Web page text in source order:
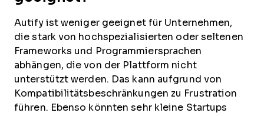
Autify ist weniger geeignet für Unternehmen,
die stark von hochspezialisierten oder seltenen
Frameworks und Programmiersprachen
abhängen, die von der Plattform nicht
unterstützt werden. Das kann aufgrund von
Kompatibilitätsbeschränkungen zu Frustration
führen. Ebenso könnten sehr kleine Startups